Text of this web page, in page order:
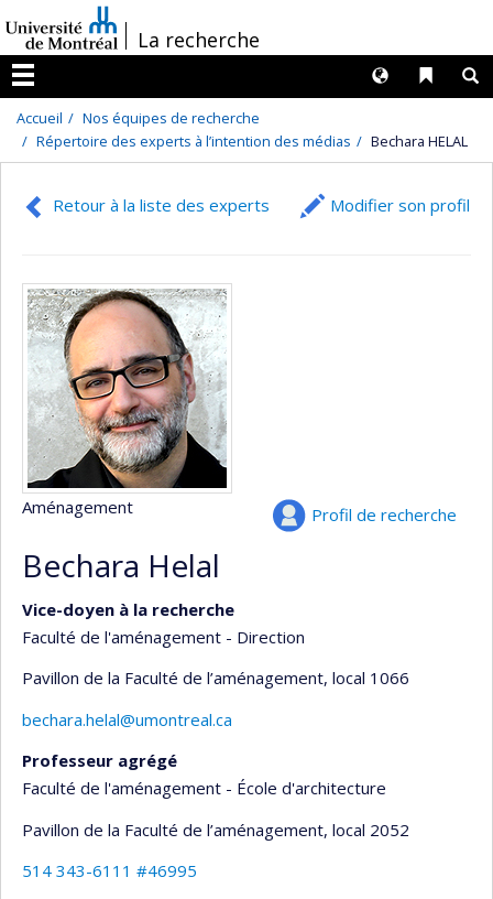
au
contenu
/La recherche
Menu
Liens
Langues
Accueil
Nos équipes de recherche
Répertoire des experts à l’intention des médias
Bechara HELAL
Retour à la liste des experts Modifier son profil
Profil de recherche
Aménagement
Bechara Helal
Vice-doyen à la recherche
Faculté de l'aménagement - Direction
Pavillon de la Faculté de l’aménagement, local 1066
bechara.helal@umontreal.ca
Professeur agrégé
Faculté de l'aménagement - École d'architecture
Pavillon de la Faculté de l’aménagement, local 2052
514 343-6111 #46995